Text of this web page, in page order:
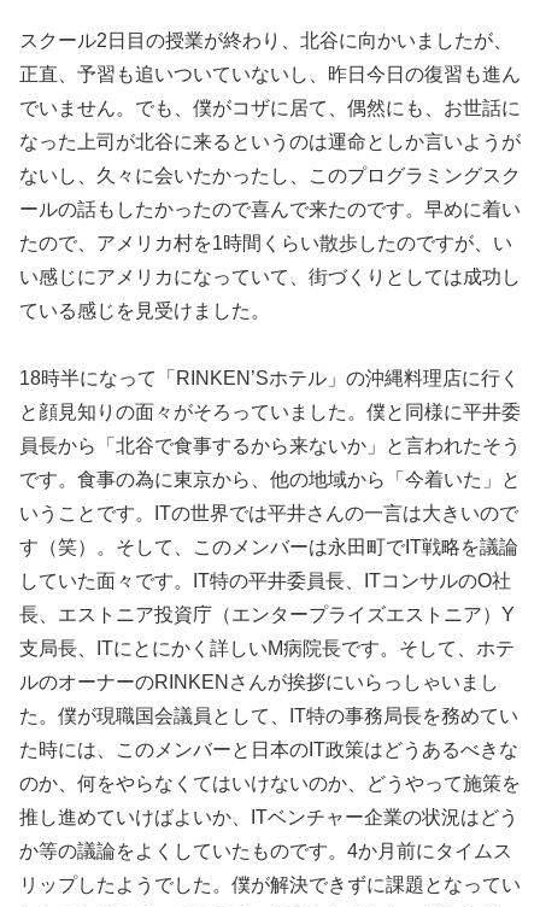
スクール2日目の授業が終わり、北谷に向かいましたが、
正直、予習も追いついていないし、昨日今日の復習も進ん
でいません。でも、僕がコザに居て、偶然にも、お世話に
なった上司が北谷に来るというのは運命としか言いようが
ないし、久々に会いたかったし、このプログラミングスク
ールの話もしたかったので喜んで来たのです。早めに着い
たので、アメリカ村を1時間くらい散歩したのですが、い
い感じにアメリカになっていて、街づくりとしては成功し
ている感じを見受けました。
18時半になって「RINKEN’Sホテル」の沖縄料理店に行く
と顔見知りの面々がそろっていました。僕と同様に平井委
員長から「北谷で食事するから来ないか」と言われたそう
です。食事の為に東京から、他の地域から「今着いた」と
いうことです。ITの世界では平井さんの一言は大きいので
す（笑）。そして、このメンバーは永田町でIT戦略を議論
していた面々です。IT特の平井委員長、ITコンサルのO社
長、エストニア投資庁（エンタープライズエストニア）Y
支局長、ITにとにかく詳しいM病院長です。そして、ホテ
ルのオーナーのRINKENさんが挨拶にいらっしゃいまし
た。僕が現職国会議員として、IT特の事務局長を務めてい
た時には、このメンバーと日本のIT政策はどうあるべきな
のか、何をやらなくてはいけないのか、どうやって施策を
推し進めていけばよいか、ITベンチャー企業の状況はどう
か等の議論をよくしていたものです。4か月前にタイムス
リップしたようでした。僕が解決できずに課題となってい